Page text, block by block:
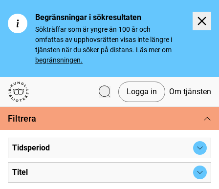
Begränsningar i sökresultaten
Sökträffar som är yngre än 100 år och
omfattas av upphovsrätten visas inte längre i
tjänsten när du söker på distans. Läs mer om
begränsningen.
Svenska tidningar
Logga in Om tjänsten
Filtrera
Tidsperiod
Titel